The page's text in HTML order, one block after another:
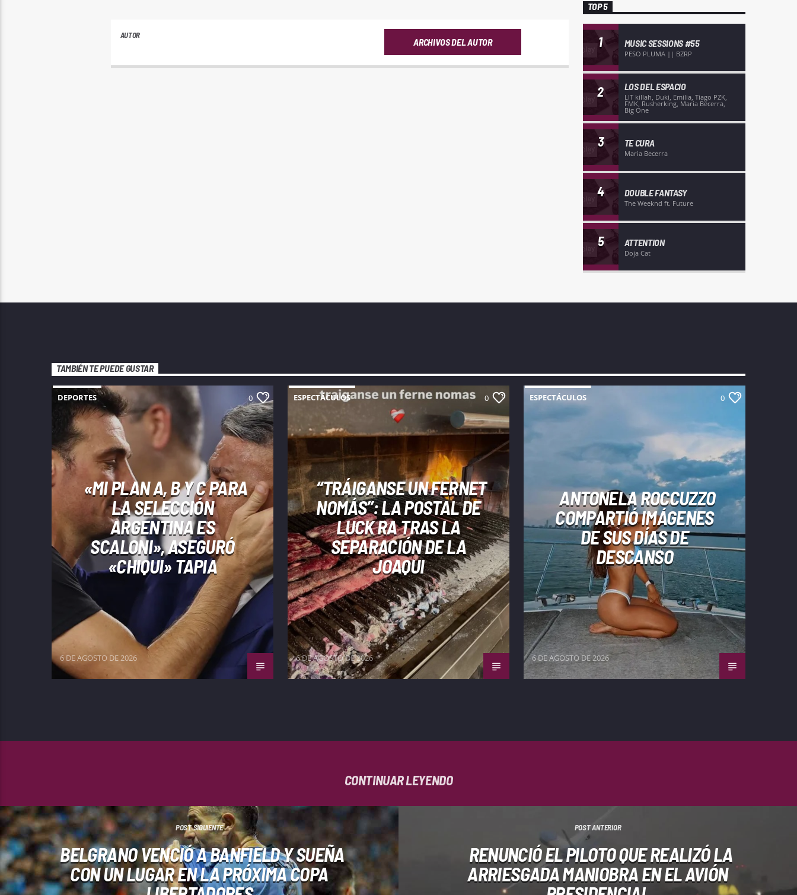
AUTOR
ARCHIVOS DEL AUTOR
TOP 5
1 MUSIC SESSIONS #55
PESO PLUMA || BZRP
2 LOS DEL ESPACIO
LIT killah, Duki, Emilia, Tiago PZK,
FMK, Rusherking, Maria Becerra,
Big One
3 TE CURA
Maria Becerra
4 DOUBLE FANTASY
The Weeknd ft. Future
5 ATTENTION
Doja Cat
TAMBIÉN TE PUEDE GUSTAR
DEPORTES 0
«MI PLAN A, B Y C PARA
LA SELECCIÓN
ARGENTINA ES
SCALONI», ASEGURÓ
«CHIQUI» TAPIA
6 DE AGOSTO DE 2026
ESPECTÁCULOS 0
“TRÁIGANSE UN FERNET
NOMÁS”: LA POSTAL DE
LUCK RA TRAS LA
SEPARACIÓN DE LA
JOAQUI
6 DE AGOSTO DE 2026
ESPECTÁCULOS 0
ANTONELA ROCCUZZO
COMPARTIÓ IMÁGENES
DE SUS DÍAS DE
DESCANSO
6 DE AGOSTO DE 2026
CONTINUAR LEYENDO
POST SIGUIENTE
BELGRANO VENCIÓ A BANFIELD Y SUEÑA
CON UN LUGAR EN LA PRÓXIMA COPA
POST ANTERIOR
RENUNCIÓ EL PILOTO QUE REALIZÓ LA
ARRIESGADA MANIOBRA EN EL AVIÓN